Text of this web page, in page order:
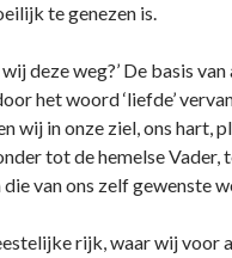
te genezen is.
deze weg?’ De basis
het woord ‘liefde’
wij in onze ziel, ons hart,
tot de hemelse
van ons zelf gewenste
rijk, waar wij voor